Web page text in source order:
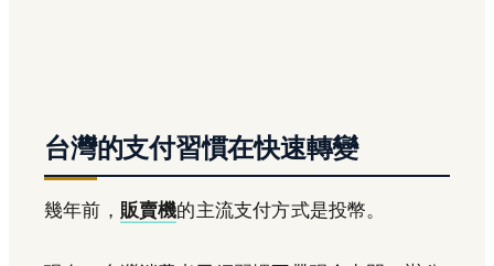
台灣的支付習慣在快速轉變
幾年前， 販賣機的主流支付方式是投幣。